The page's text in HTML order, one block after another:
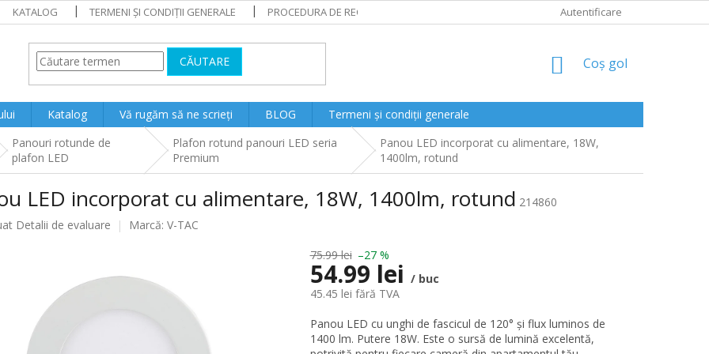
KATALOG TERMENI ȘI CONDIȚII GENERALE PROCEDURA DE RECLAMAȚII Autentificare
CĂUTARE
COŞ
CUMPĂRĂTURI
Coş gol
Katalog Vă rugăm să ne scrieți BLOG Termeni și condiții generale
Panouri rotunde de
plafon LED
Plafon rotund panouri LED seria
Premium
Panou LED incorporat cu alimentare, 18W,
1400lm, rotund
LED incorporat cu alimentare, 18W, 1400lm, rotund 214860
Detalii de evaluare Marcă: V-TAC
75.99 lei –27 %
54.99 lei / buc
45.45 lei fără TVA
preţ:
Panou LED cu unghi de fascicul de 120° și flux luminos de
1400 lm. Putere 18W. Este o sursă de lumină excelentă,